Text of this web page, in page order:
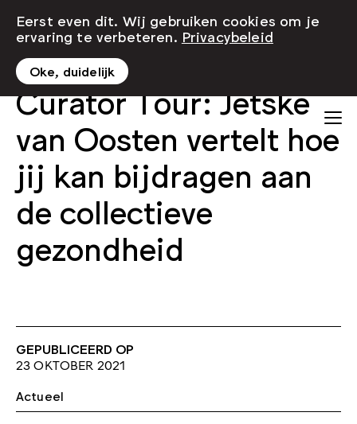
Curator Tour: Jetske
van Oosten vertelt hoe
jij kan bijdragen aan
de collectieve
gezondheid
GEPUBLICEERD OP
23 OKTOBER 2021
Actueel
Eerst even dit. Wij gebruiken cookies om je
ervaring te verbeteren. Privacybeleid
Oke, duidelijk